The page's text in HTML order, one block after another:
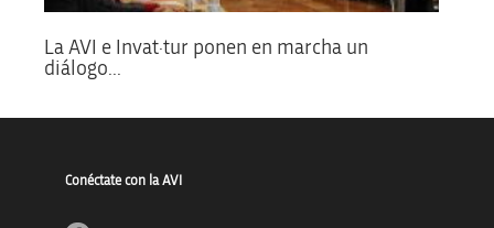
La AVI e Invat·tur ponen en marcha un
diálogo...
Conéctate con la AVI